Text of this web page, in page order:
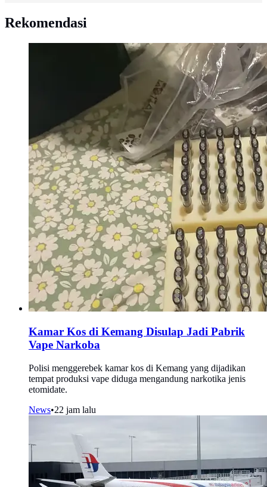
Rekomendasi
Kamar Kos di Kemang Disulap Jadi Pabrik
Vape Narkoba
Polisi menggerebek kamar kos di Kemang yang dijadikan
tempat produksi vape diduga mengandung narkotika jenis
etomidate.
News•22 jam lalu